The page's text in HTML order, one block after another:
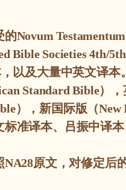
的Novum
Bible Societies 4th/
以及大量中英文译
Standard Bible）
），新国际版（New
准译本、吕振中译本
NA28原文，对修定后